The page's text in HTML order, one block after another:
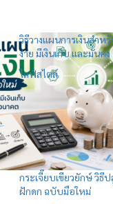
วิธีวางแผนการเงินสำห
ง่าย มีเงินเก็บ และมั่นคง
ไลฟ์สไตล์
กระเจี๊ยบเขียวยักษ์ วิธี
ฝักดก ฉบับมือใหม่